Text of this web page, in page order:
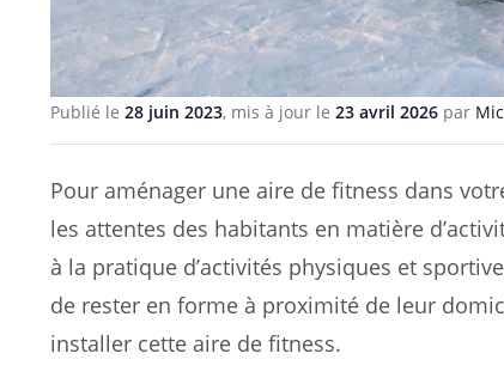
Publié le 28 juin 2023, mis à jour le 23 avril 2026 par
Pour aménager une aire de fitness dans
les attentes des habitants en matière
à la pratique d’activités physiques et
de rester en forme à proximité de leur
installer cette aire de fitness.